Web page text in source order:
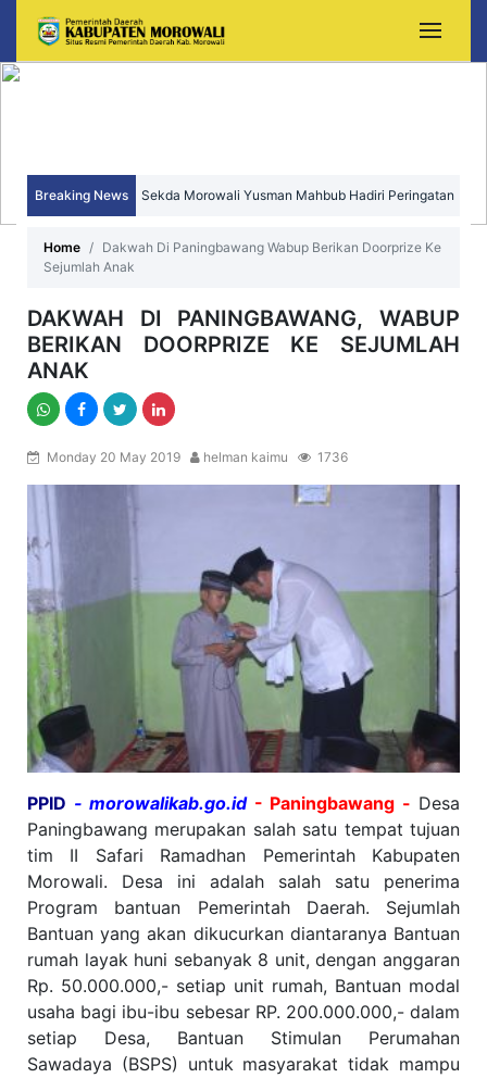
Breaking News Sekda Morowali Yusman Mahbub Hadiri Peringatan
Home
Dakwah Di Paningbawang Wabup Berikan Doorprize Ke
Sejumlah Anak
DAKWAH DI PANINGBAWANG, WABUP
BERIKAN DOORPRIZE KE SEJUMLAH
ANAK
Monday 20 May 2019 helman kaimu 1736
PPID - morowalikab.go.id - Paningbawang - Desa
Paningbawang merupakan salah satu tempat tujuan
tim II Safari Ramadhan Pemerintah Kabupaten
Morowali. Desa ini adalah salah satu penerima
Program bantuan Pemerintah Daerah. Sejumlah
Bantuan yang akan dikucurkan diantaranya Bantuan
rumah layak huni sebanyak 8 unit, dengan anggaran
Rp. 50.000.000,- setiap unit rumah, Bantuan modal
usaha bagi ibu-ibu sebesar RP. 200.000.000,- dalam
setiap Desa, Bantuan Stimulan Perumahan
Sawadaya (BSPS) untuk masyarakat tidak mampu